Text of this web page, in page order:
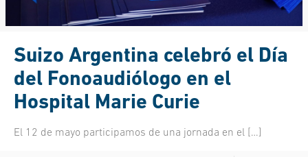
Suizo Argentina celebró el Día
del Fonoaudiólogo en el
Hospital Marie Curie
El 12 de mayo participamos de una jornada en el […]